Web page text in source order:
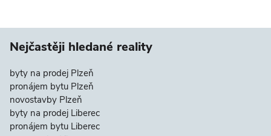
Nejčastěji hledané reality
byty na prodej Plzeň
pronájem bytu Plzeň
novostavby Plzeň
byty na prodej Liberec
pronájem bytu Liberec